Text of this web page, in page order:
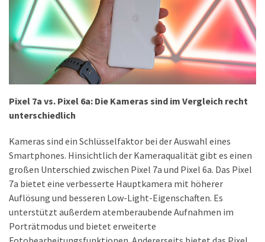
passt
besser
Kurzzeitreisende:
Welcher
Tarif
ist
ideal
lokale
SIM
oder
Pixel 7a vs. Pixel 6a: Die Kameras sind im Vergleich recht
unterschiedlich
Kameras sind ein Schlüsselfaktor bei der Auswahl eines
Smartphones. Hinsichtlich der Kameraqualität gibt es einen
großen Unterschied zwischen Pixel 7a und Pixel 6a. Das Pixel
7a bietet eine verbesserte Hauptkamera mit höherer
Auflösung und besseren Low-Light-Eigenschaften. Es
unterstützt außerdem atemberaubende Aufnahmen im
Porträtmodus und bietet erweiterte